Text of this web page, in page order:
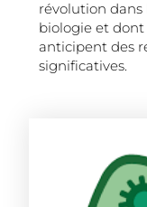
révolution
biologie et
anticipent des
significatives.